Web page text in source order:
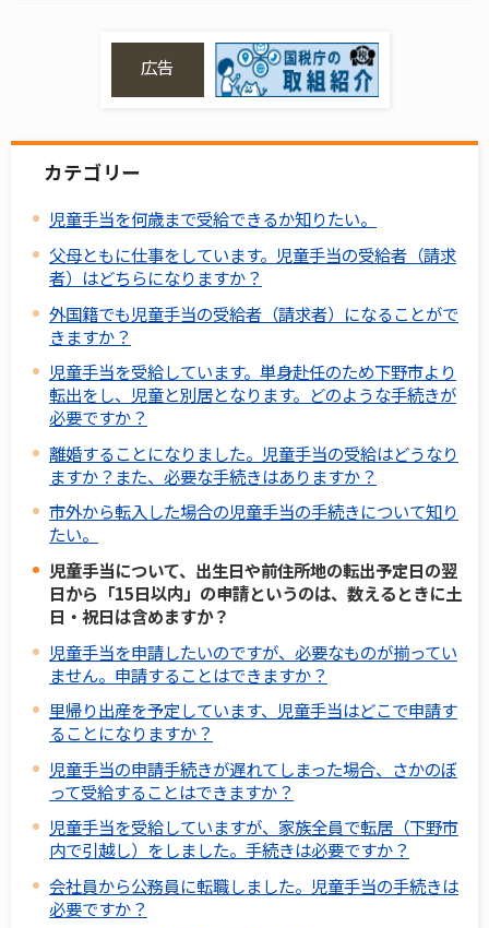
広告
カテゴリー
児童手当を何歳まで受給できるか知りたい。
父母ともに仕事をしています。児童手当の受給者（請求
者）はどちらになりますか？
外国籍でも児童手当の受給者（請求者）になることがで
きますか？
児童手当を受給しています。単身赴任のため下野市より
転出をし、児童と別居となります。どのような手続きが
必要ですか？
離婚することになりました。児童手当の受給はどうなり
ますか？また、必要な手続きはありますか？
市外から転入した場合の児童手当の手続きについて知り
たい。
児童手当について、出生日や前住所地の転出予定日の翌
日から「15日以内」の申請というのは、数えるときに土
日・祝日は含めますか？
児童手当を申請したいのですが、必要なものが揃ってい
ません。申請することはできますか？
里帰り出産を予定しています、児童手当はどこで申請す
ることになりますか？
児童手当の申請手続きが遅れてしまった場合、さかのぼ
って受給することはできますか？
児童手当を受給していますが、家族全員で転居（下野市
内で引越し）をしました。手続きは必要ですか？
会社員から公務員に転職しました。児童手当の手続きは
必要ですか？